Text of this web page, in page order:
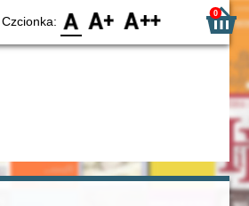
Czcionka: F0 F1 F2 0